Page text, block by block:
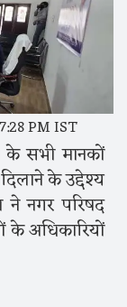
PM IST
सभी मानकों
के उद्देश्य
नगर परिषद
के अधिकारियों